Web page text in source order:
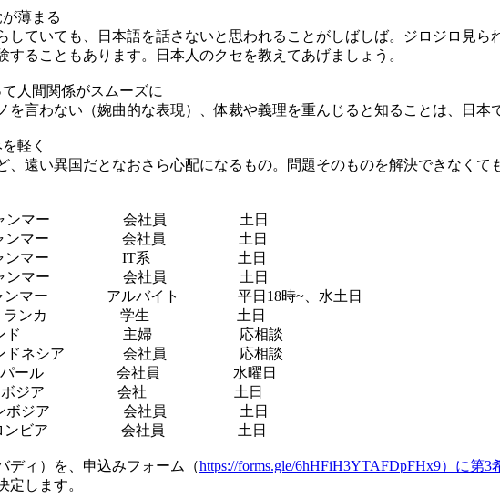
薄まる
していても、日本語を話さないと思われることがしばしば。ジロジロ見
することもあります。日本人のクセを教えてあげましょう。
人間関係がスムーズに
を言わない（婉曲的な表現）、体裁や義理を重んじると知ることは、日
軽く
、遠い異国だとなおさら心配になるもの。問題そのものを解決できなく
ンマー 会社員 土日
ンマー 会社員 土日
ンマー IT系 土日
ンマー 会社員 土日
ー アルバイト 平日18時~、水土日
ランカ 学生 土日
ド 主婦 応相談
ネシア 会社員 応相談
ル 会社員 水曜日
ボジア 会社 土日
ボジア 会社員 土日
ビア 会社員 土日
ディ）を、申込みフォーム（https://forms.gle/6hHFiH3YTAFDpFHx9）に第
定します。